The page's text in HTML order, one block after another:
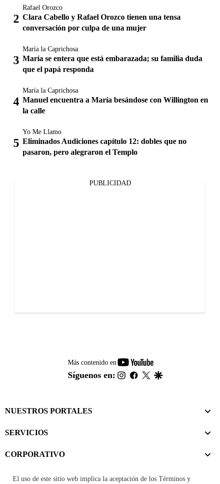
Rafael Orozco
Clara Cabello y Rafael Orozco tienen una tensa
conversación por culpa de una mujer
María la Caprichosa
María se entera que está embarazada; su familia duda
que el papá responda
María la Caprichosa
Manuel encuentra a María besándose con Willington en
la calle
Yo Me Llamo
Eliminados Audiciones capítulo 12: dobles que no
pasaron, pero alegraron el Templo
PUBLICIDAD
Más contenido en
youtube-
footer
Síguenos en: instagram
facebook
twitter
NUESTROS PORTALES
SERVICIOS
CORPORATIVO
El uso de este sitio web implica la aceptación de los Términos y